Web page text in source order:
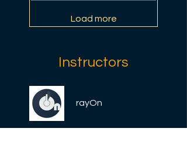
Load more
Instructors
rayOn